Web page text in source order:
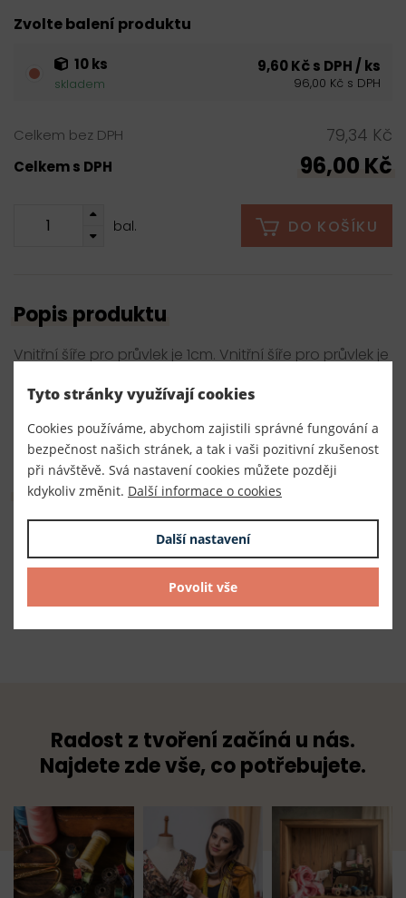
Zvolte balení produktu
10 ks
skladem
9,60 Kč s DPH / ks
96,00 Kč s DPH
Celkem bez DPH 79,34 Kč
Celkem s DPH 96,00 Kč
bal. DO KOŠÍKU
Popis produktu
Vnitřní šíře pro průvlek je 1cm. Vnitřní šíře pro průvlek je
popruhů na tašky, kabelky, klíčenky, psaníčka nebo
brašny.
Parametry
070134
Radost z tvoření začíná u nás.
Najdete zde vše, co potřebujete.
Tyto stránky využívají cookies
Cookies používáme, abychom zajistili správné fungování a
bezpečnost našich stránek, a tak i vaši pozitivní zkušenost
při návštěvě. Svá nastavení cookies můžete později
kdykoliv změnit. Další informace o cookies
Další nastavení
Povolit vše